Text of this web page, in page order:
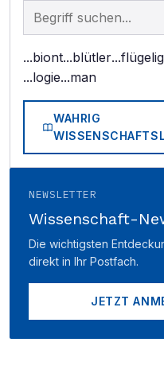
Begriff im Lexikon
...biont...blütler...flügelig
...logie...man
WAHRIG
NEWSLETTER
Wissenschaft-
Die wichtigsten
direkt in Ihr Postfach.
JETZT